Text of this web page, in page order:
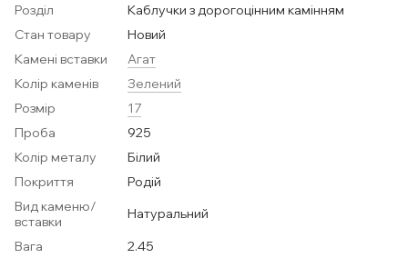
Розділ
Каблучки з дорогоцінним камінням
Стан товару
Новий
Камені вставки
Агат
Колір каменів
Зелений
Розмір
17
Проба
925
Колір металу
Білий
Покриття
Родій
Вид каменю/
вставки
Натуральний
Вага
2.45